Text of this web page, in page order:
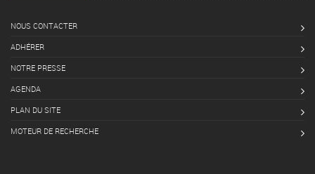
NOUS CONTACTER
ADHÉRER
NOTRE PRESSE
AGENDA
PLAN DU SITE
MOTEUR DE RECHERCHE